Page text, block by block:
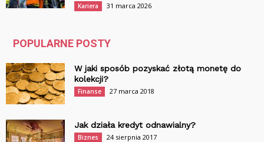
Kariera 31 marca 2026
POPULARNE POSTY
W jaki sposób pozyskać złotą monetę do
kolekcji?
Finanse 27 marca 2018
Jak działa kredyt odnawialny?
Biznes 24 sierpnia 2017